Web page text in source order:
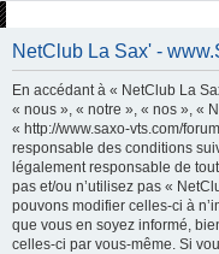
NetClub La Sax' -
En accédant à « NetClub La
« nous », « notre », « nos », «
« http://www.saxo-vts.com/
responsable des conditions
légalement responsable de
pas et/ou n’utilisez pas «
pouvons modifier celles-ci à
que vous en soyez informé,
celles-ci par vous-même. Si